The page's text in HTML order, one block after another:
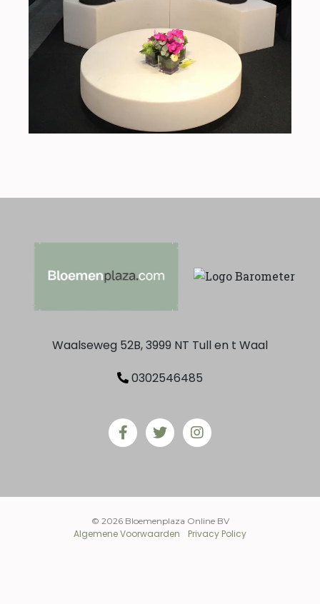
Waalseweg 52B, 3999 NT Tull en t Waal
0302546485
© 2026 Bloemenplaza Online BV
Algemene Voorwaarden Privacy Policy